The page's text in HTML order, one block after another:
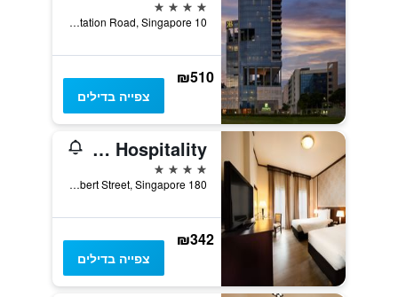
4 כוכבים
10 Farrer Park Station Road, Singapore, סינגפור
₪510
צפייה בדילים
Village Hotel Albert Court by Far East Hospitality
4 כוכבים
180 Albert Street, Singapore, סינגפור
₪342
צפייה בדילים